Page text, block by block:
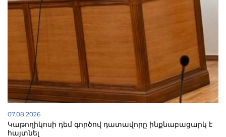
07.08.2026
Կաթողիկոսի դեմ գործով դատավորը ինքնաբացարկ է
հայտնել